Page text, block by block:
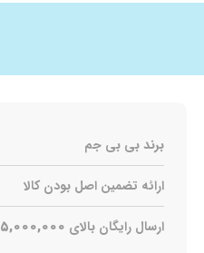
برند بی بی جم
ارائه تضمین اصل بودن کالا
ارسال رایگان بالای ۵,۰۰۰,۰۰۰